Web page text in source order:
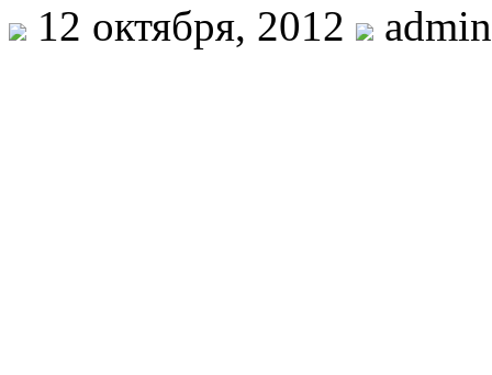
12 октября, 2012 admin